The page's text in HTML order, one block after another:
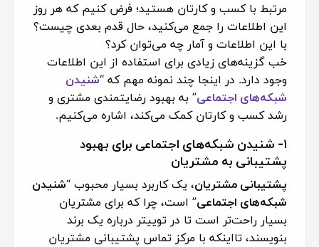
مرتبط با کسب و کار‌تان هستید؛ فرض کنیم که هر روز
این اطلاعات را جمع می‌کنید، حال قدم بعدی چیست؟
با این اطلاعات و آمار چه می‌توان کرد؟
خب گزینه‌های زیادی برای استفاده از این اطلاعات
وجود دارد. در اینجا چند نمونه مهم که “شنیدن
شبکه‌های اجتماعی” به بهبود رضایتمندی مشتری و
رشد کسب و کارتان کمک می‌کند، اشاره می‌کنیم.
۱- شنیدن شبکه‌های اجتماعی برای بهبود
پشتیبانی به مشتریان
پشتیبانی مشتریان، یک کاربرد بسیار محبوب “شنیدن
شبکه‌های اجتماعی” است، چرا که برای مشتریان
بسیار راحت‌تر است تا در توییتر درباره یک برند
بنویسند، تااینکه با مرکز تماس پشتیبانی مشتریان